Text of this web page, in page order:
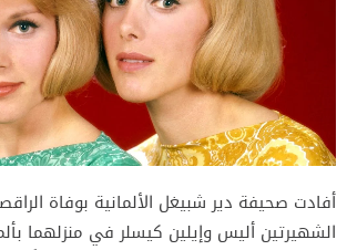
أفادت صحيفة دير شبيغل الألمانية بوفاة
الشهيرتين أليس وإيلين كيسلر في منزلهما